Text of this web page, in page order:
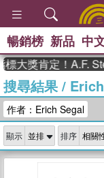
暢銷榜 新品 中
獎肯定！A.F.
搜尋結果/
作者：Erich Segal
顯示 排序